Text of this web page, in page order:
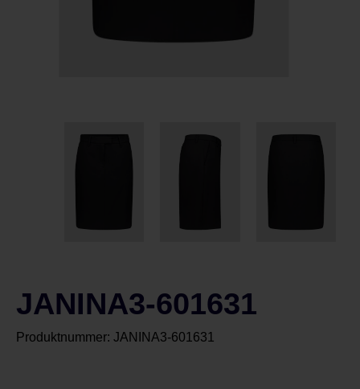
JANINA3-601631
Produktnummer: JANINA3-601631